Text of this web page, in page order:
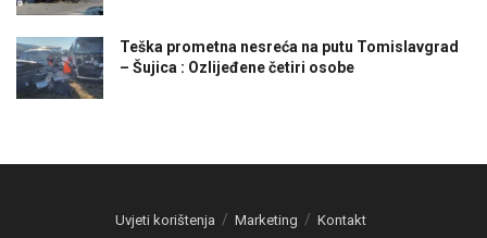
Teška prometna nesreća na putu Tomislavgrad
– Šujica : Ozlijeđene četiri osobe
Uvjeti korištenja Marketing Kontakt